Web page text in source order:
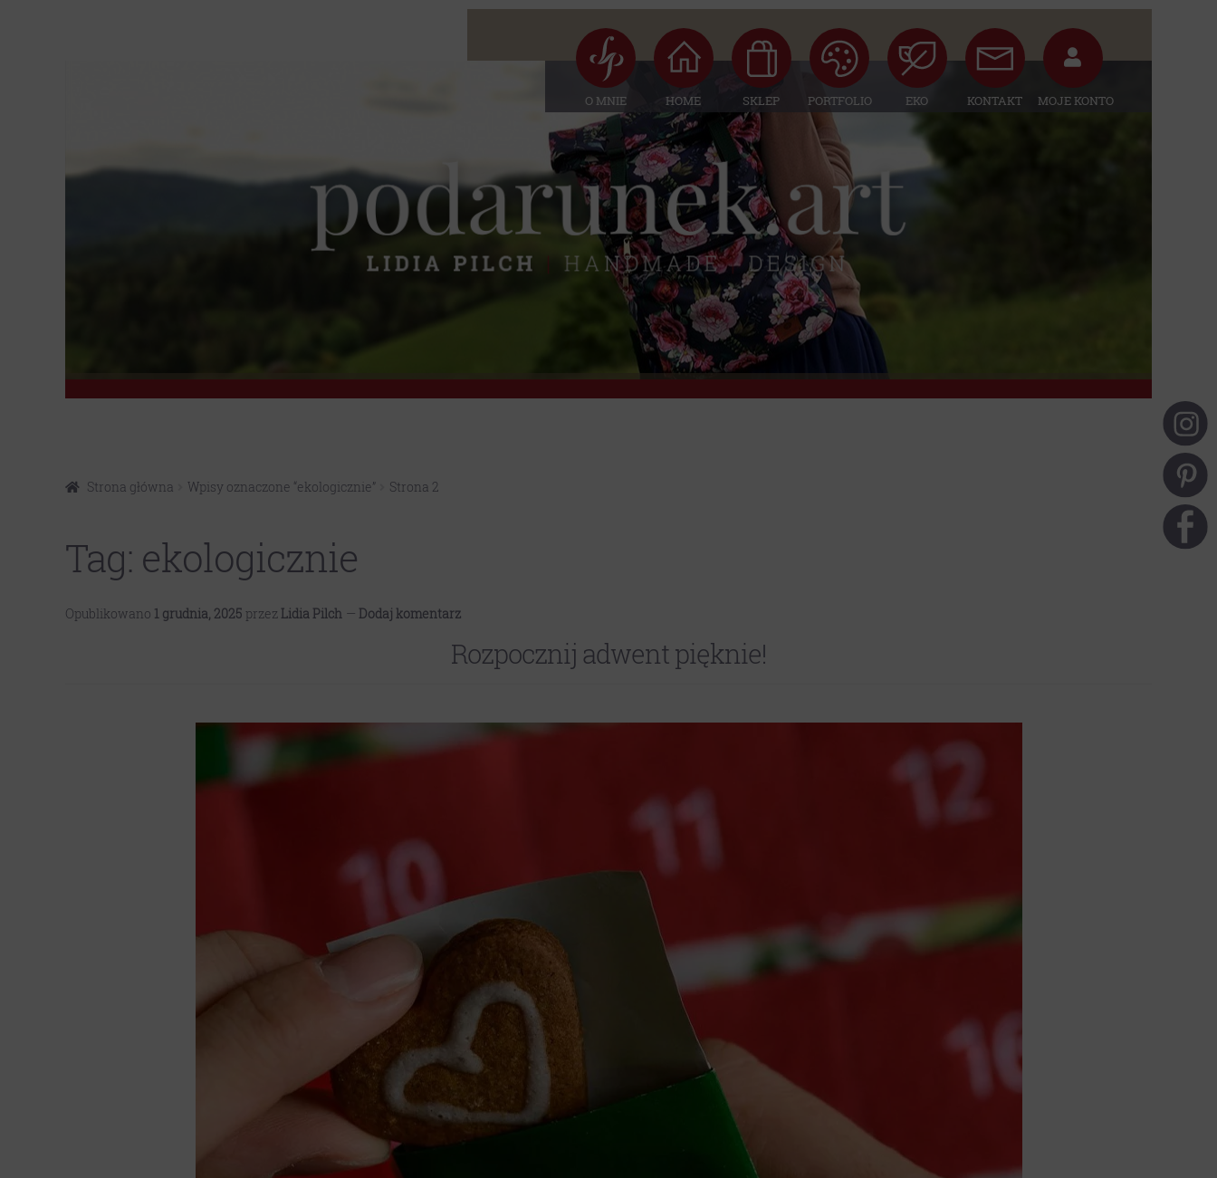
O MNIE HOME SKLEP PORTFOLIO EKO KONTAKT MOJE KONTO
do
do Strona główna Wpisy oznaczone “ekologicznie” Strona 2
Tag: ekologicznie
Opublikowano 1 grudnia, 2025 przez Lidia Pilch — Dodaj komentarz
Rozpocznij adwent pięknie!